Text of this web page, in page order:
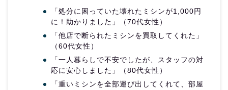
「処分に困っていた壊れたミシンが1,000円
に！助かりました」（70代女性）
「他店で断られたミシンを買取してくれた」
（60代女性）
「一人暮らしで不安でしたが、スタッフの対
応に安心しました」（80代女性）
「重いミシンを全部運び出してくれて、部屋